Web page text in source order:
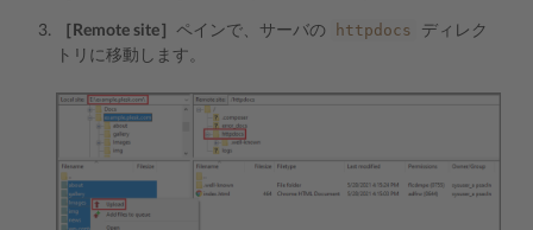
［Remote site］ ペインで、サーバの httpdocs
ディレク
トリに移動します。